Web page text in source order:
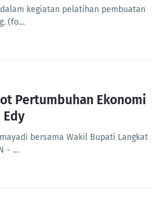
kegiatan pelatihan pembuatan
(fo…
Pertumbuhan Ekonomi
bersama Wakil Bupati Langkat
- …